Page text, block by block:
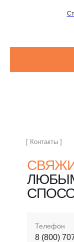
Телефон
8 (800)
[ Контакты ]